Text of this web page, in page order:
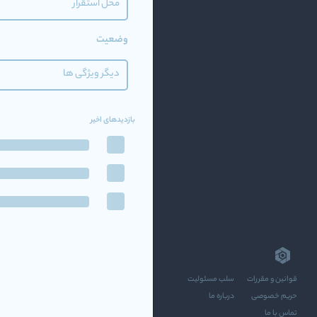
قوانین و مقررات
سلب مسئولیت
حریم خصوصی
درباره ما
تماس با ما
محل استقرار
وضعیت
دیگر ویژگی ها
بازدیدهای اخیر